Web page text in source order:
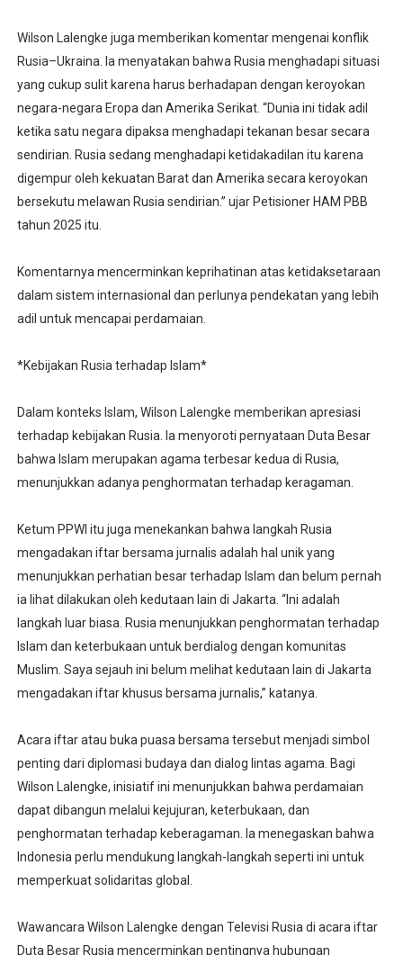
Wilson Lalengke juga memberikan komentar mengenai konflik
Rusia–Ukraina. Ia menyatakan bahwa Rusia menghadapi situasi
yang cukup sulit karena harus berhadapan dengan keroyokan
negara-negara Eropa dan Amerika Serikat. “Dunia ini tidak adil
ketika satu negara dipaksa menghadapi tekanan besar secara
sendirian. Rusia sedang menghadapi ketidakadilan itu karena
digempur oleh kekuatan Barat dan Amerika secara keroyokan
bersekutu melawan Rusia sendirian.” ujar Petisioner HAM PBB
tahun 2025 itu.
Komentarnya mencerminkan keprihatinan atas ketidaksetaraan
dalam sistem internasional dan perlunya pendekatan yang lebih
adil untuk mencapai perdamaian.
*Kebijakan Rusia terhadap Islam*
Dalam konteks Islam, Wilson Lalengke memberikan apresiasi
terhadap kebijakan Rusia. Ia menyoroti pernyataan Duta Besar
bahwa Islam merupakan agama terbesar kedua di Rusia,
menunjukkan adanya penghormatan terhadap keragaman.
Ketum PPWI itu juga menekankan bahwa langkah Rusia
mengadakan iftar bersama jurnalis adalah hal unik yang
menunjukkan perhatian besar terhadap Islam dan belum pernah
ia lihat dilakukan oleh kedutaan lain di Jakarta. “Ini adalah
langkah luar biasa. Rusia menunjukkan penghormatan terhadap
Islam dan keterbukaan untuk berdialog dengan komunitas
Muslim. Saya sejauh ini belum melihat kedutaan lain di Jakarta
mengadakan iftar khusus bersama jurnalis,” katanya.
Acara iftar atau buka puasa bersama tersebut menjadi simbol
penting dari diplomasi budaya dan dialog lintas agama. Bagi
Wilson Lalengke, inisiatif ini menunjukkan bahwa perdamaian
dapat dibangun melalui kejujuran, keterbukaan, dan
penghormatan terhadap keberagaman. Ia menegaskan bahwa
Indonesia perlu mendukung langkah-langkah seperti ini untuk
memperkuat solidaritas global.
Wawancara Wilson Lalengke dengan Televisi Rusia di acara iftar
Duta Besar Rusia mencerminkan pentingnya hubungan